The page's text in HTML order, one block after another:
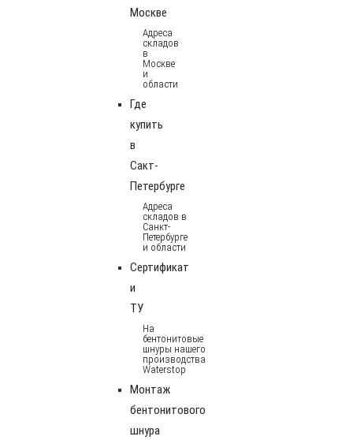
Москве
Адреса
складов
в
Москве
и
области
Где
купить
в
Сакт-
Петербурге
Адреса
складов в
Санкт-
Петербурге
и области
Сертификат
и
ТУ
На
бентонитовые
шнуры нашего
производства
Waterstop
Монтаж
бентонитового
шнура